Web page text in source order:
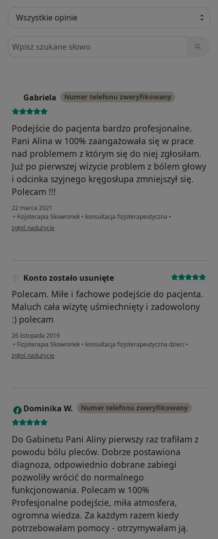
Szukaj w opiniach
Gabriela Numer telefonu zweryfikowany
Podejście do pacjenta bardzo profesjonalne.
Pani Alina w 100% zaangażowała się w prace
nad problemem z którym się do niej zgłosiłam.
Już po pierwszej wizycie problem z bólem głowy
i odcinka szyjnego kręgosłupa zmniejszył się.
Polecam !!!
22 marca 2021
• Fizjoterapia Skowronek • konsultacja fizjoterapeutyczna •
w opinii użytkownika Gabriela
zgłoś nadużycie
Konto zostało usunięte
Polecam. Miłe i fachowe podejście do pacjenta.
Maluch cała wizytę uśmiechnięty i zadowolony
:) polecam
26 listopada 2019
• Fizjoterapia Skowronek • konsultacja fizjoterapeutyczna dzieci •
w opinii użytkownika Konto zostało usunięte
zgłoś nadużycie
D Dominika W. Numer telefonu zweryfikowany
Do Gabinetu Pani Aliny pierwszy raz trafiłam z
powodu bólu pleców. Dobrze postawiona
diagnoza, odpowiednio dobrane zabiegi
pozwoliły wrócić do normalnego
funkcjonowania. Polecam w 100%
Profesjonalne podejście, miła atmosfera,
ogromna wiedza. Za każdym razem kiedy
potrzebowałam pomocy - otrzymywałam ją.